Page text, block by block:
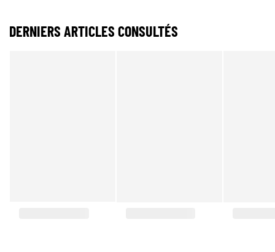
DERNIERS ARTICLES CONSULTÉS